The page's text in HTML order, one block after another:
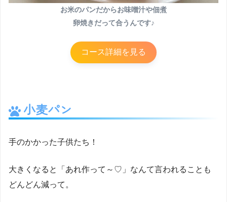
お米のパンだからお味噌汁や佃煮
卵焼きだって合うんです♪
コース詳細を見る
小麦パン
手のかかった子供たち！
大きくなると「あれ作って～♡」なんて言われることも
どんどん減って。